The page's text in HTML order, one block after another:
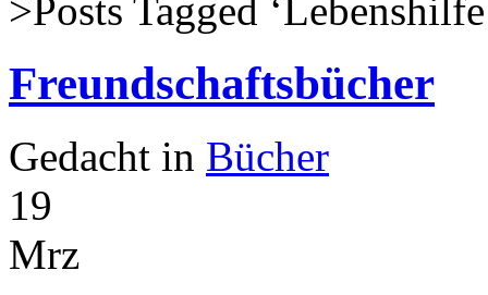
>Posts Tagged ‘Lebenshilfe
Freundschaftsbücher
Gedacht in Bücher
19
Mrz